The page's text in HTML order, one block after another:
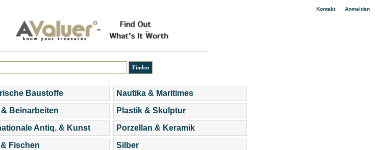
Kontakt| Anmelden
Baustoffe
& Beinarbeiten
Antiq. & Kunst
Fischen
Nautika & Maritimes
Plastik & Skulptur
Porzellan & Keramik
Silber